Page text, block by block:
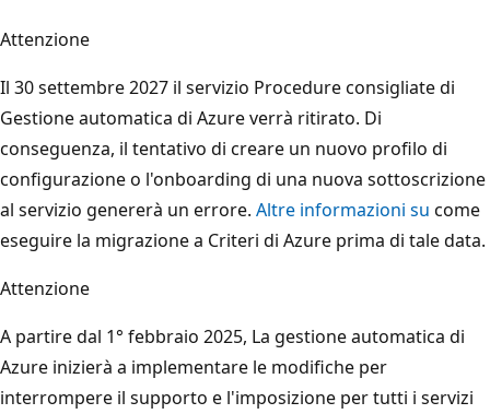
Attenzione
Il 30 settembre 2027 il servizio Procedure consigliate di
Gestione automatica di Azure verrà ritirato. Di
conseguenza, il tentativo di creare un nuovo profilo di
configurazione o l'onboarding di una nuova sottoscrizione
al servizio genererà un errore. Altre informazioni su come
eseguire la migrazione a Criteri di Azure prima di tale data.
Attenzione
A partire dal 1° febbraio 2025, La gestione automatica di
Azure inizierà a implementare le modifiche per
interrompere il supporto e l'imposizione per tutti i servizi